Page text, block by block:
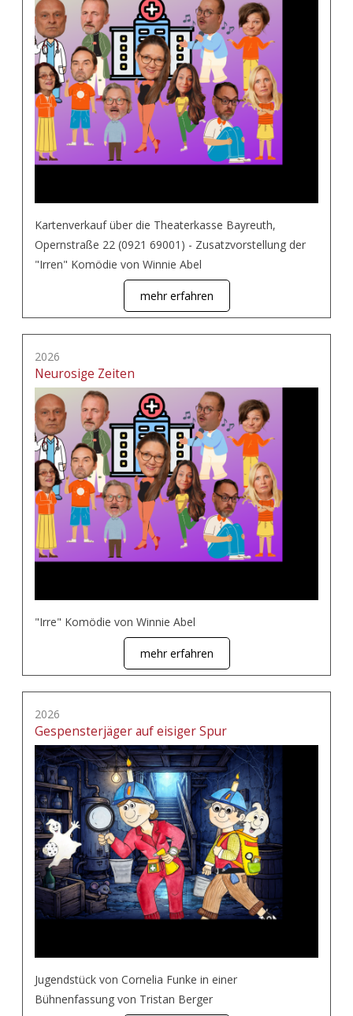
Kartenverkauf über die Theaterkasse Bayreuth,
Opernstraße 22 (0921 69001) - Zusatzvorstellung der
"Irren" Komödie von Winnie Abel
mehr erfahren
2026
Neurosige Zeiten
"Irre" Komödie von Winnie Abel
mehr erfahren
2026
Gespensterjäger auf eisiger Spur
Jugendstück von Cornelia Funke in einer
Bühnenfassung von Tristan Berger